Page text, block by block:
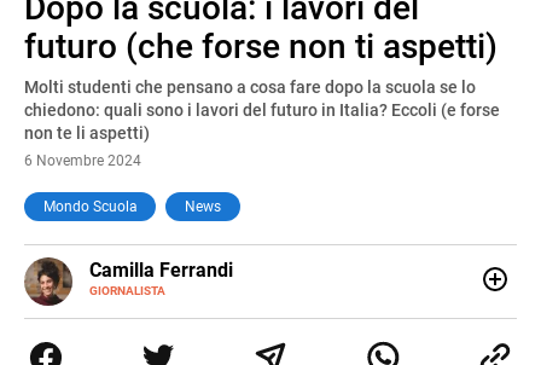
futuro (che forse non ti aspetti)
Molti studenti che pensano a cosa fare dopo la scuola se lo
chiedono: quali sono i lavori del futuro in Italia? Eccoli (e forse
non te li aspetti)
6 Novembre 2024
Mondo Scuola News
Camilla Ferrandi
GIORNALISTA
E-
MAIL
LINKEDIN
di trasformare la passione per la scrittura in un lavoro, e